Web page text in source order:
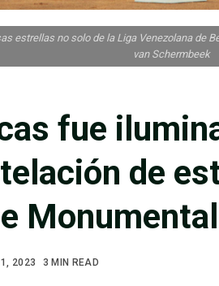
fue
de
Monumental
2023 3 MIN READ
estrellas no solo de la Liga Venezolana de
van Schermbeek